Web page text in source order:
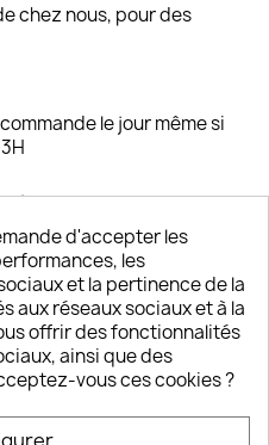
chez nous, pour des
le jour même si
clients
et 94% de nos clients
6/7J de 10h à 18H
d'accepter les
les
et la pertinence de la
aux réseaux sociaux et à la
offrir des fonctionnalités
ainsi que des
vous ces cookies ?